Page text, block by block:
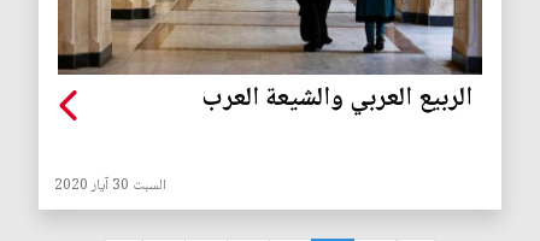
الربيع العربي والشيعة العرب
السبت 30 آيار 2020